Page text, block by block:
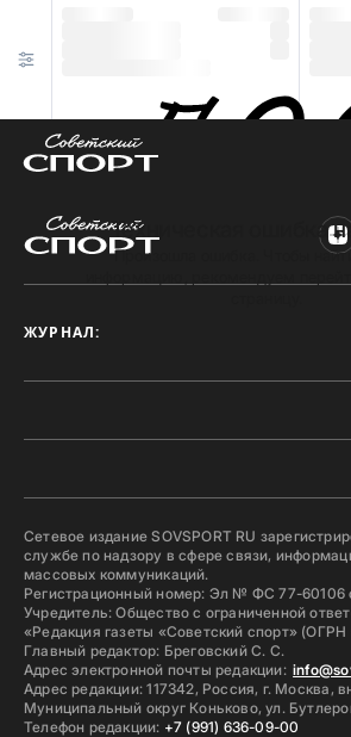
Техническая ошибка
Произошла ошибка. Чтобы
ЖУРНАЛ:
Сетевое издание SOVSPORT RU
службе по надзору в сфере связи,
массовых коммуникаций.
Регистрационный номер: Эл № ФС 77-60106
Учредитель: Общество с ограниченной
«Редакция газеты «Советский спорт» (ОГРН
Главный редактор: Бреговский С. С.
Адрес электронной почты редакции:
Адрес редакции: 117342, Россия, г. Москва,
Муниципальный округ Коньково, ул.
Телефон редакции: +7 (991) 636-09-00